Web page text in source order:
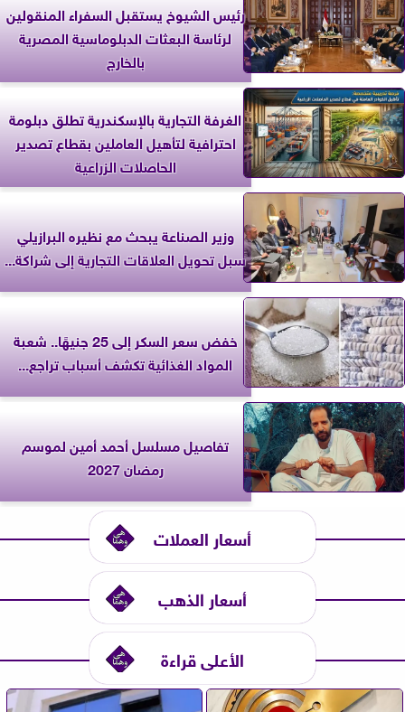
رئيس الشيوخ يستقبل السفراء المنقولين
لرئاسة البعثات الدبلوماسية المصرية
بالخارج
الغرفة التجارية بالإسكندرية تطلق دبلومة
احترافية لتأهيل العاملين بقطاع تصدير
الحاصلات الزراعية
وزير الصناعة يبحث مع نظيره البرازيلي
سبل تحويل العلاقات التجارية إلى شراكة...
خفض سعر السكر إلى 25 جنيهًا.. شعبة
المواد الغذائية تكشف أسباب تراجع...
تفاصيل مسلسل أحمد أمين لموسم
رمضان 2027
أسعار العملات
أسعار الذهب
الأعلى قراءة